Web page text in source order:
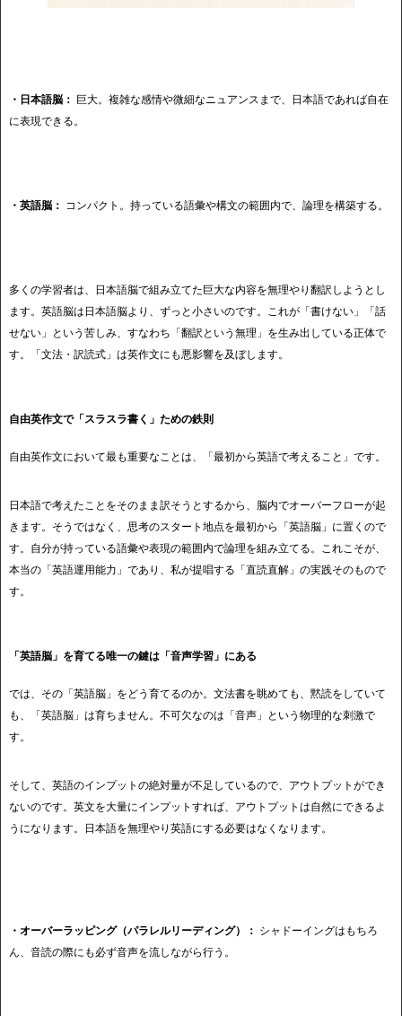
・日本語脳： 巨大。複雑な感情や微細なニュアンスまで、日本語であれば自在
に表現できる。
・英語脳： コンパクト。持っている語彙や構文の範囲内で、論理を構築する。
多くの学習者は、日本語脳で組み立てた巨大な内容を無理やり翻訳しようとし
ます。英語脳は日本語脳より、ずっと小さいのです。これが「書けない」「話
せない」という苦しみ、すなわち「翻訳という無理」を生み出している正体で
す。「文法・訳読式」は英作文にも悪影響を及ぼします。
自由英作文で「スラスラ書く」ための鉄則
自由英作文において最も重要なことは、「最初から英語で考えること」です。
日本語で考えたことをそのまま訳そうとするから、脳内でオーバーフローが起
きます。そうではなく、思考のスタート地点を最初から「英語脳」に置くので
す。自分が持っている語彙や表現の範囲内で論理を組み立てる。これこそが、
本当の「英語運用能力」であり、私が提唱する「直読直解」の実践そのもので
す。
「英語脳」を育てる唯一の鍵は「音声学習」にある
では、その「英語脳」をどう育てるのか。文法書を眺めても、黙読をしていて
も、「英語脳」は育ちません。不可欠なのは「音声」という物理的な刺激で
す。
そして、英語のインプットの絶対量が不足しているので、アウトプットができ
ないのです。英文を大量にインプットすれば、アウトプットは自然にできるよ
うになります。日本語を無理やり英語にする必要はなくなります。
・オーバーラッピング（パラレルリーディング）： シャドーイングはもちろ
ん、音読の際にも必ず音声を流しながら行う。